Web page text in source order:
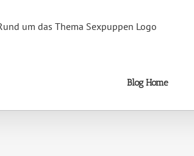
Blog Home